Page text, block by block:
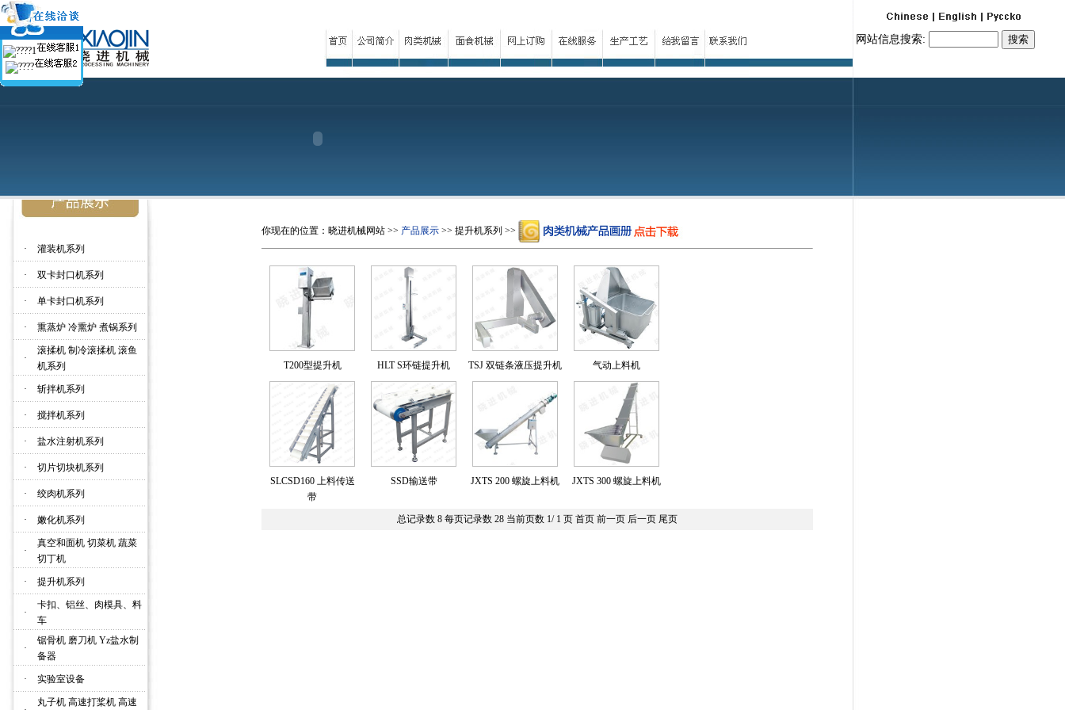
网站信息搜索:
· 灌装机系列
· 双卡封口机系列
· 单卡封口机系列
· 熏蒸炉 冷熏炉 煮锅系列
·
滚揉机 制冷滚揉机 滚鱼
机系列
· 斩拌机系列
· 搅拌机系列
· 盐水注射机系列
· 切片切块机系列
· 绞肉机系列
· 嫩化机系列
·
真空和面机 切菜机 蔬菜
切丁机
· 提升机系列
·
卡扣、铝丝、肉模具、料
车
·
锯骨机 磨刀机 Yz盐水制
备器
· 实验室设备
丸子机 高速打桨机 高速
你现在的位置： 晓进机械网站 >> 产品展示 >> 提升机系列 >>
T200型提升机 HLT S环链提升机 TSJ 双链条液压提升机 气动上料机
SLCSD160 上料传送
带
SSD输送带 JXTS 200 螺旋上料机 JXTS 300 螺旋上料机
总记录数 8 每页记录数 28 当前页数 1/ 1 页 首页 前一页 后一页 尾页